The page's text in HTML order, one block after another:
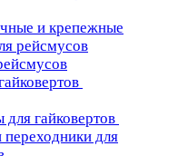
и крепежные
рейсмусов
гайковертов
для